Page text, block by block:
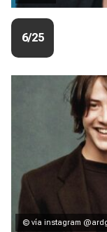
6/25
© vía instagram